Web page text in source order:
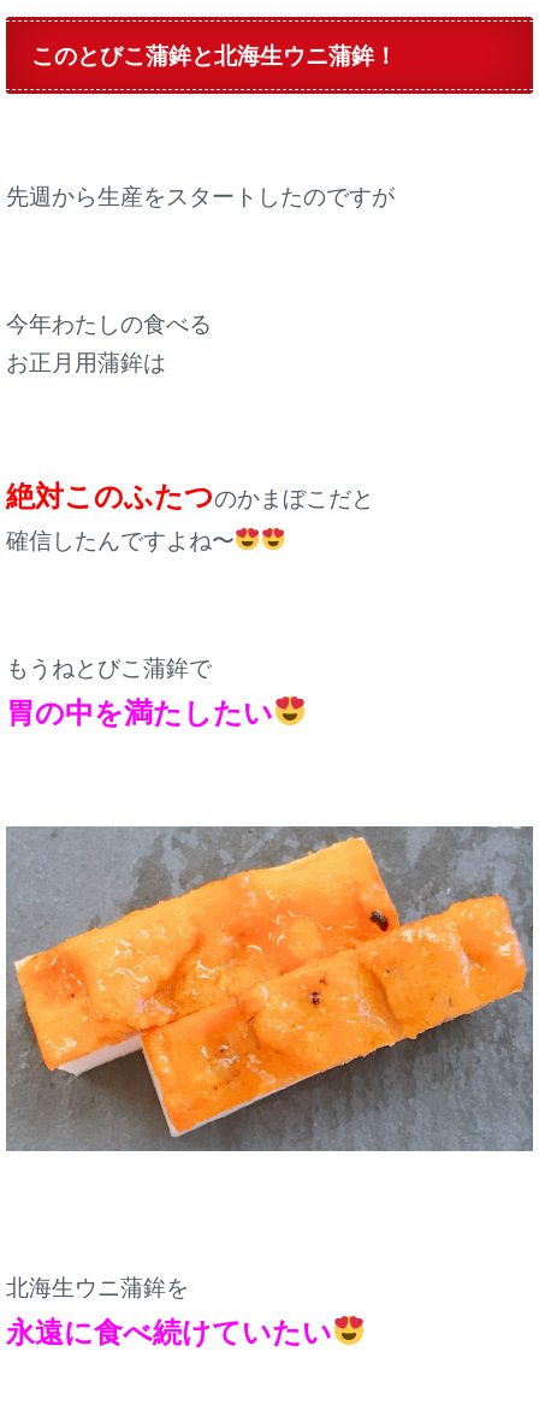
このとびこ蒲鉾と北海生ウニ蒲鉾！
先週から生産をスタートしたのですが
今年わたしの食べる
お正月用蒲鉾は
絶対このふたつのかまぼこだと
確信したんですよね〜
もうねとびこ蒲鉾で
胃の中を満たしたい
北海生ウニ蒲鉾を
永遠に食べ続けていたい